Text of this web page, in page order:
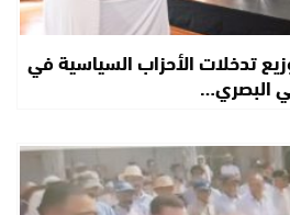
تدخلات الأحزاب السياسية في
البصري…